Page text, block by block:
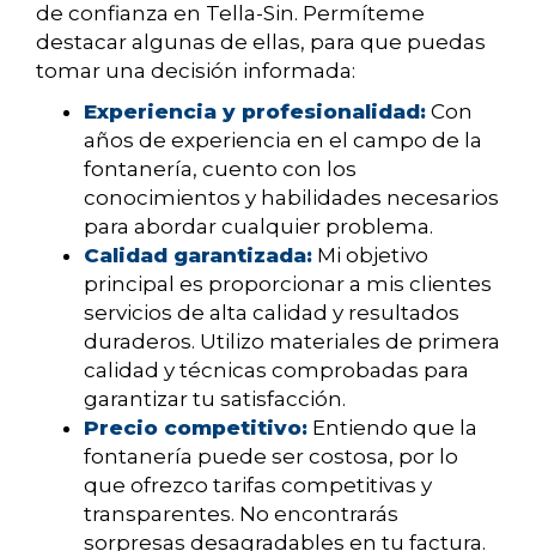
de confianza en Tella-Sin. Permíteme
destacar algunas de ellas, para que puedas
tomar una decisión informada:
Experiencia y profesionalidad: Con
años de experiencia en el campo de la
fontanería, cuento con los
conocimientos y habilidades necesarios
para abordar cualquier problema.
Calidad garantizada: Mi objetivo
principal es proporcionar a mis clientes
servicios de alta calidad y resultados
duraderos. Utilizo materiales de primera
calidad y técnicas comprobadas para
garantizar tu satisfacción.
Precio competitivo: Entiendo que la
fontanería puede ser costosa, por lo
que ofrezco tarifas competitivas y
transparentes. No encontrarás
sorpresas desagradables en tu factura.